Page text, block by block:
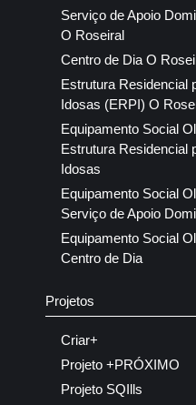
Serviço de Apoio
O Roseiral
Centro de Dia O
Estrutura Residencial
Idosas (ERPI) O
Equipamento Social
Estrutura Residencial
Idosas
Equipamento Social
Serviço de Apoio
Equipamento Social
Centro de Dia
Projetos
Criar+
Projeto +PRÓXIMO
Projeto SQIlls